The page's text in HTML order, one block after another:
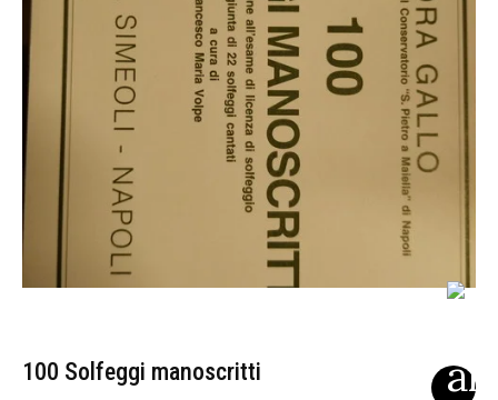
100 Solfeggi manoscritti